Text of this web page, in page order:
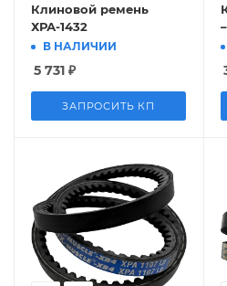
Клиновой ремень
ХРА-1432
В НАЛИЧИИ
5 731 ₽
ЗАПРОСИТЬ КП